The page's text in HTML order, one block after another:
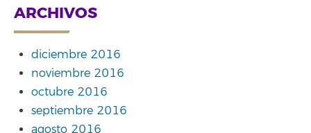
ARCHIVOS
diciembre 2016
noviembre 2016
octubre 2016
septiembre 2016
agosto 2016